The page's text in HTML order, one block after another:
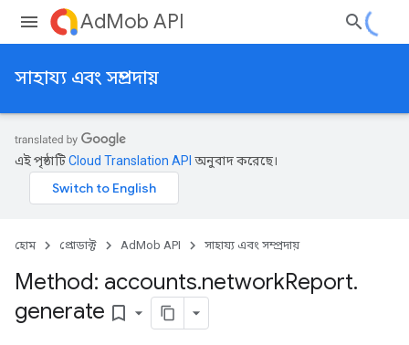
AdMob API
সাহায্য এবং সম্প্রদায়
এই পৃষ্ঠাটিCloud Translation API অনুবাদ করেছে।
হোম প্রোডাক্ট AdMob API সাহায্য এবং সম্প্রদায়
Method: accounts.networkReport.
generate bookmark_border